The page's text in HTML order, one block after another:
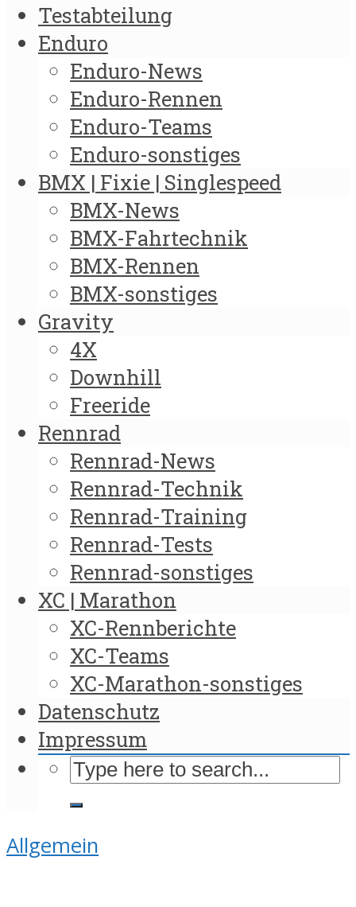
Testabteilung
Enduro
Enduro-News
Enduro-Rennen
Enduro-Teams
Enduro-sonstiges
BMX | Fixie | Singlespeed
BMX-News
BMX-Fahrtechnik
BMX-Rennen
BMX-sonstiges
Gravity
4X
Downhill
Freeride
Rennrad
Rennrad-News
Rennrad-Technik
Rennrad-Training
Rennrad-Tests
Rennrad-sonstiges
XC | Marathon
XC-Rennberichte
XC-Teams
XC-Marathon-sonstiges
Datenschutz
Impressum
Allgemein